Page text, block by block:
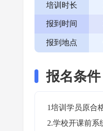
培训时长
报到时间
报到地点
报名条件
1培训学员原合
2.学校开课前系